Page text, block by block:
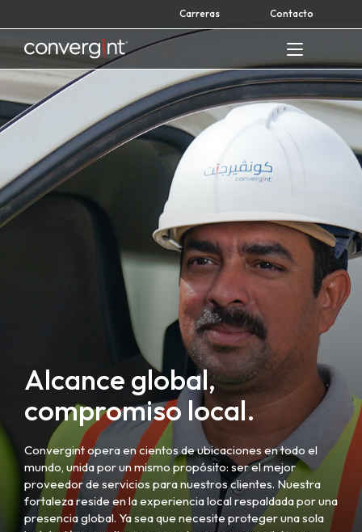
to
content
Carreras Contacto
Home
Alcance global,
compromiso local.
Convergint opera en cientos de ubicaciones en todo el
mundo, unida por un mismo propósito: ser el mejor
proveedor de servicios para nuestros clientes. Nuestra
fortaleza reside en la experiencia local respaldada por una
presencia global. Ya sea que necesite proteger una sola